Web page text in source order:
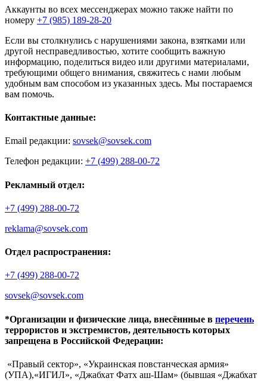
Аккаунты во всех мессенджерах можно также найти по
номеру +7 (985) 189-28-20
Если вы столкнулись с нарушениями закона, взятками или
другой несправедливостью, хотите сообщить важную
информацию, поделиться видео или другими материалами,
требующими общего внимания, свяжитесь с нами любым
удобным вам способом из указанных здесь. Мы постараемся
вам помочь.
Контактные данные:
Email редакции: sovsek@sovsek.com
Телефон редакции: +7 (499) 288-00-72
Рекламный отдел:
+7 (499) 288-00-72
reklama@sovsek.com
Отдел распространения:
+7 (499) 288-00-72
sovsek@sovsek.com
*Организации и физические лица, внесённные в перечень
террористов и экстремистов, деятельность которых
запрещена в Российской Федерации:
«Правый сектор», «Украинская повстанческая армия»
(УПА),«ИГИЛ», «Джабхат Фатх аш-Шам» (бывшая «Джабхат